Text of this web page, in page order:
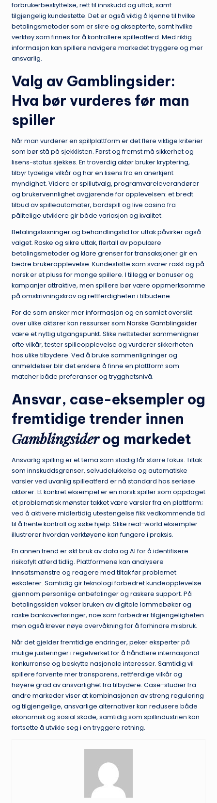
forbrukerbeskyttelse, rett til innskudd og uttak, samt
tilgjengelig kundestøtte. Det er også viktig å kjenne til hvilke
betalingsmetoder som er sikre og aksepterte, samt hvilke
verktøy som finnes for å kontrollere spilleatferd. Med riktig
informasjon kan spillere navigere markedet tryggere og mer
ansvarlig.
Valg av Gamblingsider:
Hva bør vurderes før man
spiller
Når man vurderer en spillplattform er det flere viktige kriterier
som bør stå på sjekklisten. Først og fremst må sikkerhet og
lisens-status sjekkes. En troverdig aktør bruker kryptering,
tilbyr tydelige vilkår og har en lisens fra en anerkjent
myndighet. Videre er spillutvalg, programvareleverandører
og brukervennlighet avgjørende for opplevelsen: et bredt
tilbud av spilleautomater, bordspill og live casino fra
pålitelige utviklere gir både variasjon og kvalitet.
Betalingsløsninger og behandlingstid for uttak påvirker også
valget. Raske og sikre uttak, flertall av populære
betalingsmetoder og klare grenser for transaksjoner gir en
bedre brukeropplevelse. Kundestøtte som svarer raskt og på
norsk er et pluss for mange spillere. I tillegg er bonuser og
kampanjer attraktive, men spillere bør være oppmerksomme
på omskrivningskrav og rettferdigheten i tilbudene.
For de som ønsker mer informasjon og en samlet oversikt
over ulike aktører kan ressurser som Norske Gamblingsider
være et nyttig utgangspunkt. Slike nettsteder sammenligner
ofte vilkår, tester spilleopplevelse og vurderer sikkerheten
hos ulike tilbydere. Ved å bruke sammenligninger og
anmeldelser blir det enklere å finne en plattform som
matcher både preferanser og trygghetsnivå.
Ansvar, case-eksempler og
fremtidige trender innen
Gamblingsiderog markedet
Ansvarlig spilling er et tema som stadig får større fokus. Tiltak
som innskuddsgrenser, selvudelukkelse og automatiske
varsler ved uvanlig spilleatferd er nå standard hos seriøse
aktører. Et konkret eksempel er en norsk spiller som oppdaget
et problematisk mønster takket være varsler fra en plattform;
ved å aktivere midlertidig utestengelse fikk vedkommende tid
til å hente kontroll og søke hjelp. Slike real-world eksempler
illustrerer hvordan verktøyene kan fungere i praksis.
En annen trend er økt bruk av data og AI for å identifisere
risikofylt atferd tidlig. Plattformene kan analysere
innsatsmønstre og reagere med tiltak før problemet
eskalerer. Samtidig gir teknologi forbedret kundeopplevelse
gjennom personlige anbefalinger og raskere support. På
betalingssiden vokser bruken av digitale lommebøker og
raske bankoverføringer, noe som forbedrer tilgjengeligheten
men også krever nøye overvåkning for å forhindre misbruk.
Når det gjelder fremtidige endringer, peker eksperter på
mulige justeringer i regelverket for å håndtere internasjonal
konkurranse og beskytte nasjonale interesser. Samtidig vil
spillere forvente mer transparens, rettferdige vilkår og
høyere grad av ansvarlighet fra tilbydere. Case-studier fra
andre markeder viser at kombinasjonen av streng regulering
og tilgjengelige, ansvarlige alternativer kan redusere både
økonomisk og sosial skade, samtidig som spillindustrien kan
fortsette å utvikle seg i en tryggere retning.